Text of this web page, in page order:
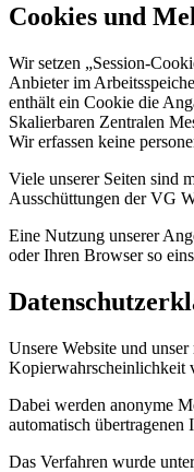
Cookies und
Wir setzen „Session-
Anbieter im
enthält ein Cookie die
Skalierbaren Zentralen
Wir erfassen keine
Viele unserer Seiten sind
Ausschüttungen der VG
Eine Nutzung unserer
oder Ihren Browser so
Unsere Website und
Kopierwahrscheinlichkeit
Dabei werden anonyme
automatisch
Das Verfahren wurde